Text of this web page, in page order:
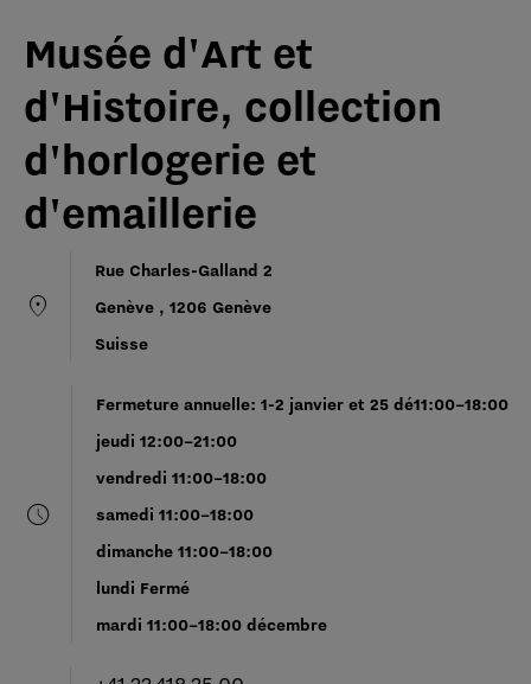
Musée d'Art et
d'Histoire, collection
d'horlogerie et
d'emaillerie
location_on
Rue Charles-Galland 2
Genève , 1206 Genève
Suisse
schedule
Fermeture annuelle: 1-2 janvier et 25 dé11:00–18:00
jeudi 12:00–21:00
vendredi 11:00–18:00
samedi 11:00–18:00
dimanche 11:00–18:00
lundi Fermé
mardi 11:00–18:00 décembre